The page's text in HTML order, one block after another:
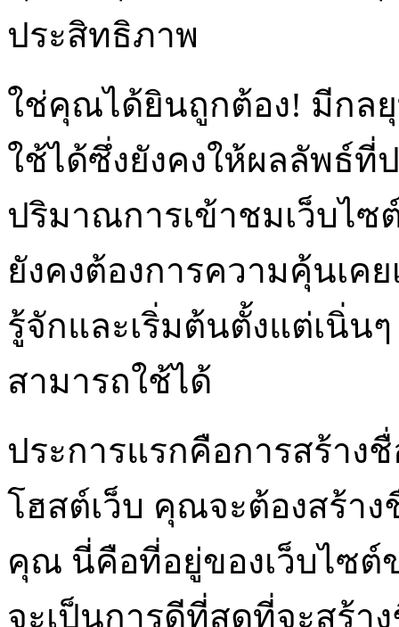
ประสิทธิภาพ
ใช่คุณได้ยินถูกต้อง! มีกล
ใช้ได้ซึ่งยังคงให้ผลลัพธ์ที่
ปริมาณการเข้าชมเว็บไ
ยังคงต้องการความคุ้นเค
รู้จักและเริ่มต้นตั้งแต่เนิ่น
สามารถใช้ได้
ประการแรกคือการสร้าง
โฮสต์เว็บ คุณจะต้องสร้า
คุณ นี่คือที่อยู่ของเว็บไซ
จะเป็นการดีที่สุดที่จะสร้า